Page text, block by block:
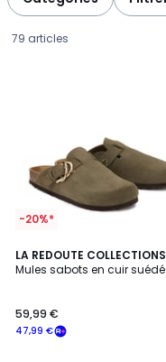
79 articles
-20%*
LA REDOUTE COLLECTIONS
Mules sabots en cuir suédé
€
souscrivez
47,99 €
59,99 €
4,4
/ 5
2
Couleurs